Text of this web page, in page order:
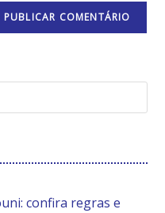
confira regras e